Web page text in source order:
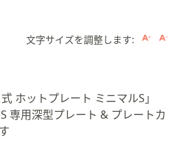
文字サイズを調整します:
ホットプレート ミニマルS」
専用深型プレート & プレートカ